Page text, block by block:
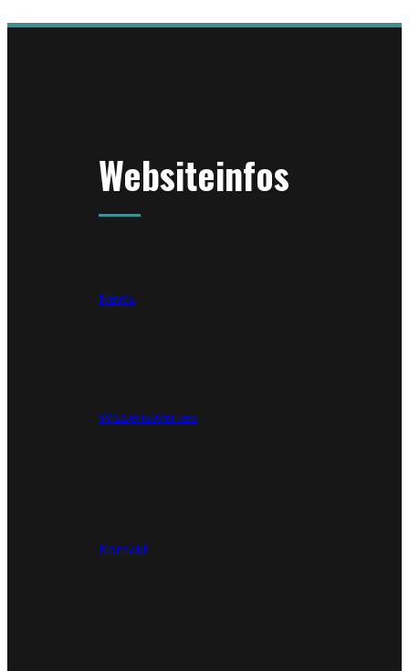
Websiteinfos
News
Wissenswertes
Kontakt